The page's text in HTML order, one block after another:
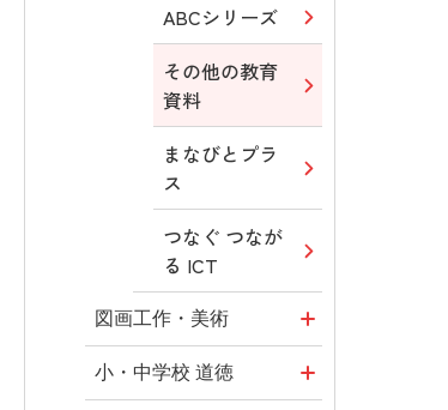
ABCシリーズ
その他の教育
資料
まなびとプラ
ス
つなぐ つなが
る ICT
図画工作・美術
形 forme
小・中学校 道徳